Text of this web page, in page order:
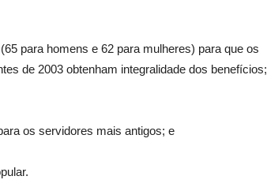
para homens e 62 para mulheres) para que os
de 2003 obtenham integralidade dos benefícios;
os servidores mais antigos; e